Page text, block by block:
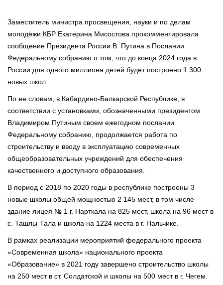
Заместитель министра просвещения, науки и по делам
молодёжи КБР Екатерина Мисостова прокомментировала
сообщение Президента России В. Путина в Послании
Федеральному собранию о том, что до конца 2024 года в
России для одного миллиона детей будет построено 1 300
новых школ.
По ее словам, в Кабардино-Балкарской Республике, в
соответствии с установками, обозначенными президентом
Владимиром Путиным своем ежегодном послании
Федеральному собранию, продолжается работа по
строительству и вводу в эксплуатацию современных
общеобразовательных учреждений для обеспечения
качественного и доступного образования.
В период с 2018 по 2020 годы в республике построены 3
новые школы общей мощностью 2 145 мест, в том числе
здание лицея № 1 г. Нарткала на 825 мест, школа на 96 мест в
с. Ташлы-Тала и школа на 1224 места в г. Нальчике.
В рамках реализации мероприятий федерального проекта
«Современная школа» национального проекта
«Образование» в 2021 году завершено строительство школы
на 250 мест в ст. Солдатской и школы на 500 мест в г. Чегем.